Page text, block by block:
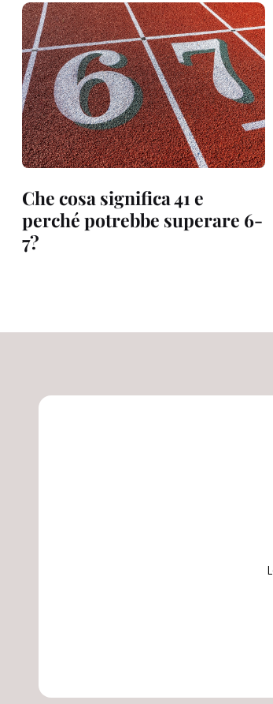
Che cosa significa 41 e
perché potrebbe superare 6-
7?